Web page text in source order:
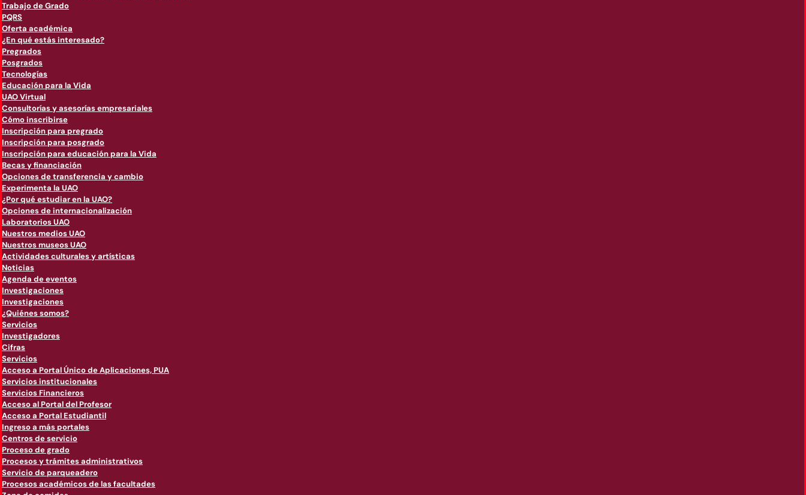
Trabajo de Grado
PQRS
Oferta académica
¿En qué estás interesado?
Pregrados
Posgrados
Tecnologías
Educación para la Vida
UAO Virtual
Consultorías y asesorías empresariales
Cómo inscribirse
Inscripción para pregrado
Inscripción para posgrado
Inscripción para educación para la Vida
Becas y financiación
Opciones de transferencia y cambio
Experimenta la UAO
¿Por qué estudiar en la UAO?
Opciones de internacionalización
Laboratorios UAO
Nuestros medios UAO
Nuestros museos UAO
Actividades culturales y artísticas
Noticias
Agenda de eventos
Investigaciones
Investigaciones
¿Quiénes somos?
Servicios
Investigadores
Cifras
Servicios
Acceso a Portal Único de Aplicaciones, PUA
Servicios institucionales
Servicios Financieros
Acceso al Portal del Profesor
Acceso a Portal Estudiantil
Ingreso a más portales
Centros de servicio
Proceso de grado
Procesos y trámites administrativos
Servicio de parqueadero
Procesos académicos de las facultades